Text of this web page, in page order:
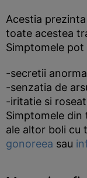
Acestia
toate acestea
Simptomele pot
-secretii
-senzatia de
-iritatie si
Simptomele din
ale altor boli cu
gonoreea sau